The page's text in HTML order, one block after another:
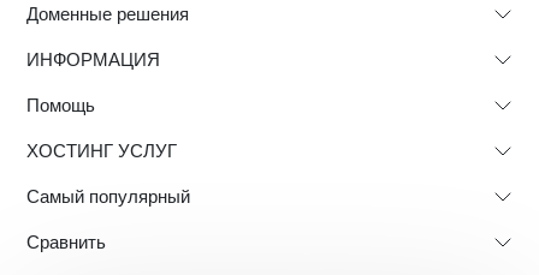
Доменные решения
ИНФОРМАЦИЯ
Помощь
ХОСТИНГ УСЛУГ
Самый популярный
Сравнить